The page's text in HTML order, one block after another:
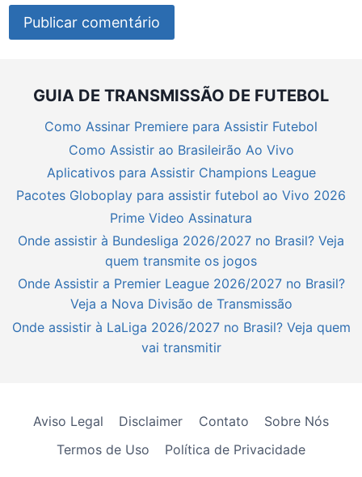
GUIA DE TRANSMISSÃO DE FUTEBOL
Como Assinar Premiere para Assistir Futebol
Como Assistir ao Brasileirão Ao Vivo
Aplicativos para Assistir Champions League
Pacotes Globoplay para assistir futebol ao Vivo 2026
Prime Video Assinatura
Onde assistir à Bundesliga 2026/2027 no Brasil? Veja
quem transmite os jogos
Onde Assistir a Premier League 2026/2027 no Brasil?
Veja a Nova Divisão de Transmissão
Onde assistir à LaLiga 2026/2027 no Brasil? Veja quem
vai transmitir
Aviso Legal Disclaimer Contato
Sobre Nós
Termos de Uso
Política de Privacidade